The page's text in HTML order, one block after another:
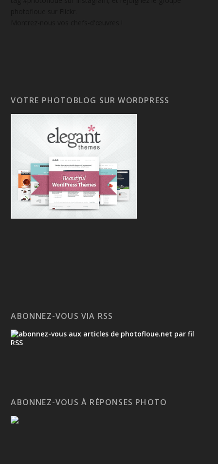
VOTRE PHOTOBLOG SUR WORDPRESS
ABONNEZ-VOUS VIA RSS
ABONNEZ-VOUS À RÉPONSES PHOTO